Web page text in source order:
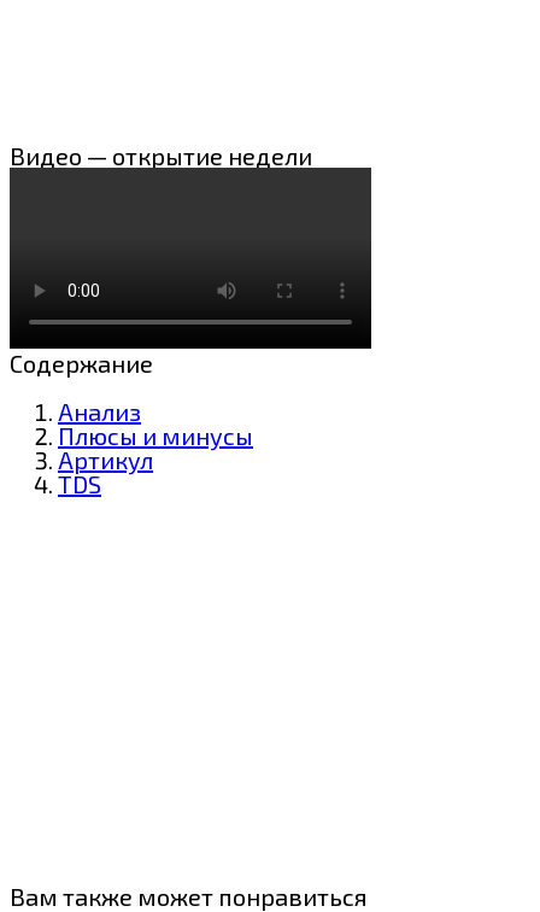
Видео — открытие недели
Содержание
Анализ
Плюсы и минусы
Артикул
TDS
Вам также может понравиться